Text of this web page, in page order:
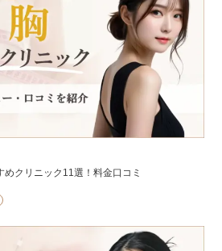
クリニック11選！料金口コミ